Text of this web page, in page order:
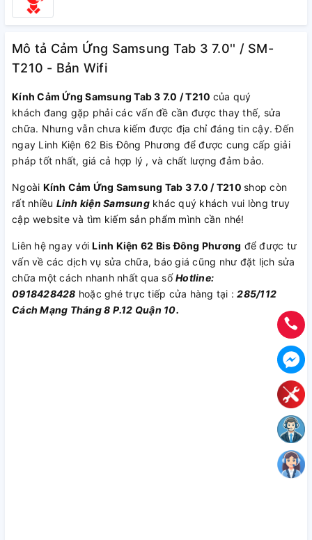
Mô tả Cảm Ứng Samsung Tab 3 7.0'' / SM-
T210 - Bản Wifi
Kính Cảm Ứng Samsung Tab 3 7.0 / T210 của quý
khách đang gặp phải các vấn đề cần được thay thế, sửa
chữa. Nhưng vẫn chưa kiếm được địa chỉ đáng tin cậy. Đến
ngay Linh Kiện 62 Bis Đông Phương để được cung cấp giải
pháp tốt nhất, giá cả hợp lý , và chất lượng đảm bảo.
Ngoài Kính Cảm Ứng Samsung Tab 3 7.0 / T210 shop còn
rất nhiều Linh kiện Samsungkhác quý khách vui lòng truy
cập website và tìm kiếm sản phẩm mình cần nhé!
Liên hệ ngay vớiLinh Kiện 62 Bis Đông Phương để được tư
vấn về các dịch vụ sửa chữa, báo giá cũng như đặt lịch sửa
chữa một cách nhanh nhất qua sốHotline:
0918428428 hoặc ghé trực tiếp cửa hàng tại :285/112
Cách Mạng Tháng 8 P.12 Quận 10.